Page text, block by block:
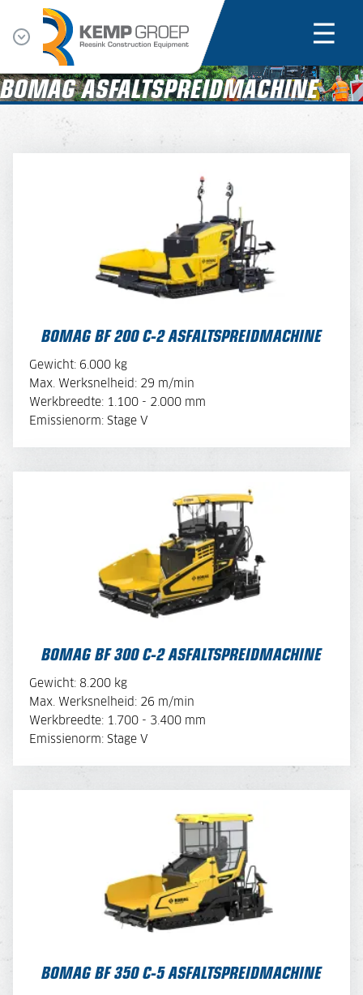
BOMAG ASFALTSPREIDMACHINE
BOMAG BF 200 C-2 ASFALTSPREIDMACHINE
Gewicht: 6.000 kg
Max. Werksnelheid: 29 m/min
Werkbreedte: 1.100 - 2.000 mm
Emissienorm: Stage V
BOMAG BF 200 C-2 ASFALTSPREIDMACHINE
OFFERTE AANVRAGEN
BOMAG BF 300 C-2 ASFALTSPREIDMACHINE
Gewicht: 8.200 kg
Max. Werksnelheid: 26 m/min
Werkbreedte: 1.700 - 3.400 mm
Emissienorm: Stage V
BOMAG BF 300 C-2 ASFALTSPREIDMACHINE
OFFERTE AANVRAGEN
BOMAG BF 350 C-5 ASFALTSPREIDMACHINE
BOMAG BF 350 C-5 ASFALTSPREIDMACHINE